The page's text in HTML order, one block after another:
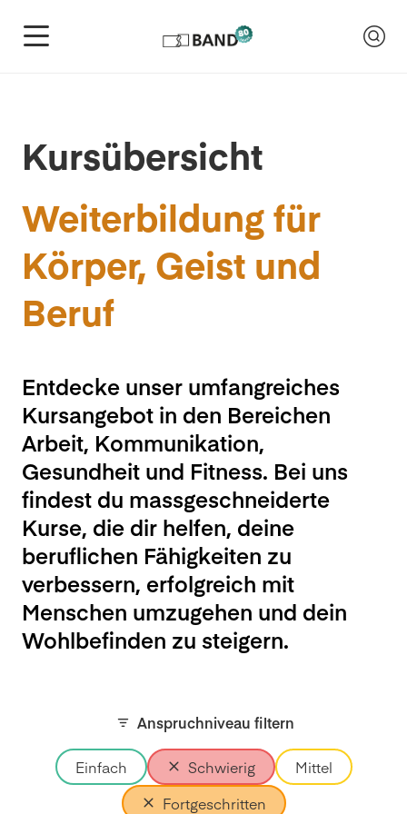
Kursübersicht
Weiterbildung für
Körper, Geist und
Beruf
Entdecke unser umfangreiches
Kursangebot in den Bereichen
Arbeit, Kommunikation,
Gesundheit und Fitness. Bei uns
findest du massgeschneiderte
Kurse, die dir helfen, deine
beruflichen Fähigkeiten zu
verbessern, erfolgreich mit
Menschen umzugehen und dein
Wohlbefinden zu steigern.
Anspruchniveau filtern
Einfach Schwierig
Mittel
Fortgeschritten